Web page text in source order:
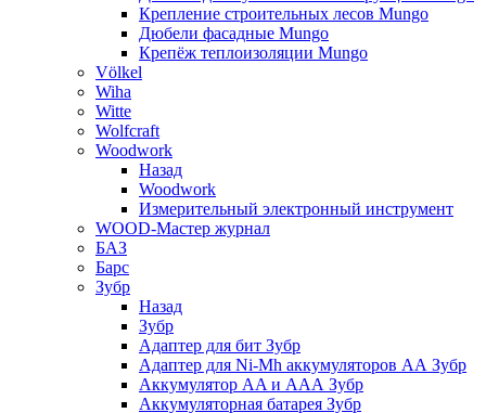
Крепление строительных лесов Mungo
Дюбели фасадные Mungo
Крепёж теплоизоляции Mungo
Völkel
Wiha
Witte
Wolfcraft
Woodwork
Назад
Woodwork
Измерительный электронный инструмент
WOOD-Мастер журнал
БАЗ
Барс
Зубр
Назад
Зубр
Адаптер для бит Зубр
Адаптер для Ni-Mh аккумуляторов АА Зубр
Аккумулятор AA и ААА Зубр
Аккумуляторная батарея Зубр